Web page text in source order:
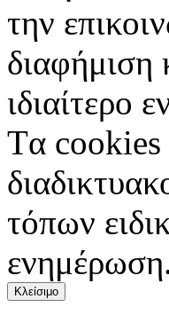
την
διαφήμιση
ιδιαίτερο
Tα cookies
τόπων
Κλείσιμο